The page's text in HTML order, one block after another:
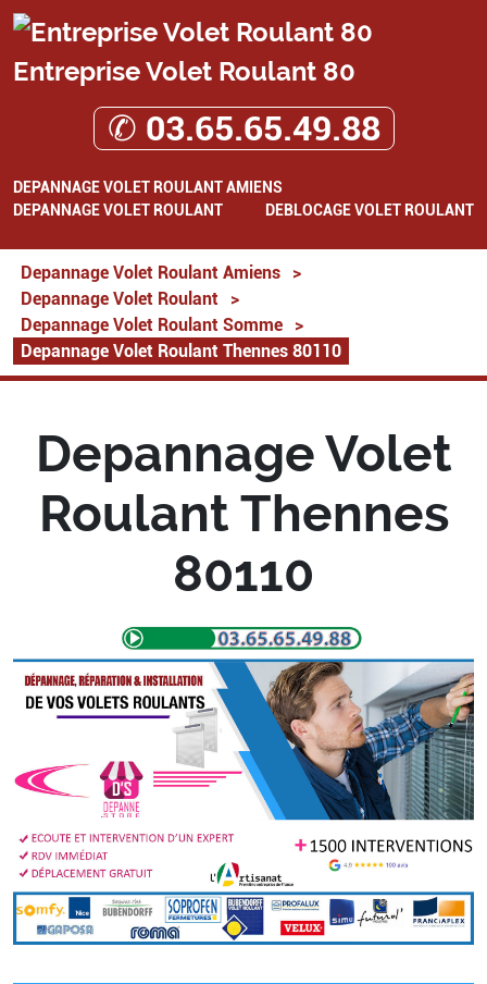
Entreprise Volet Roulant 80
✆ 03.65.65.49.88
DEPANNAGE VOLET ROULANT AMIENS
DEPANNAGE VOLET ROULANT
DEBLOCAGE VOLET ROULANT
Depannage Volet Roulant Amiens
>
Depannage Volet Roulant
>
Depannage Volet Roulant Somme
>
Depannage Volet Roulant Thennes 80110
Depannage Volet
Roulant Thennes
80110